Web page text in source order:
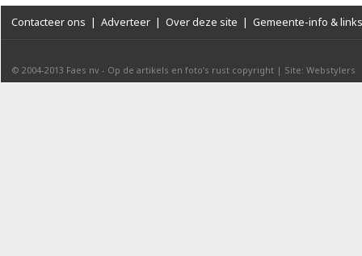
Contacteer ons | Adverteer | Over deze site | Gemeente-info & links
© 2004-2013 Faes nv - Op de artikels en foto’s rust copyright | Site: Webstylers